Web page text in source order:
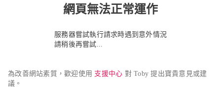
網頁無法正常運作
服務器嘗試執行請求時遇到意外情況
請稍後再嘗試...
為改善網站素質，歡迎使用 支援中心 對 Toby 提出寶貴意見或建
議。